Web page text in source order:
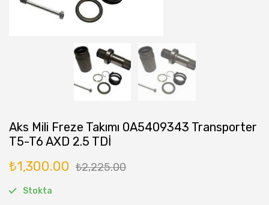
Aks Mili Freze Takımı 0A5409343 Transporter
T5-T6 AXD 2.5 TDİ
₺2,225.00
₺1,300.00
Stokta